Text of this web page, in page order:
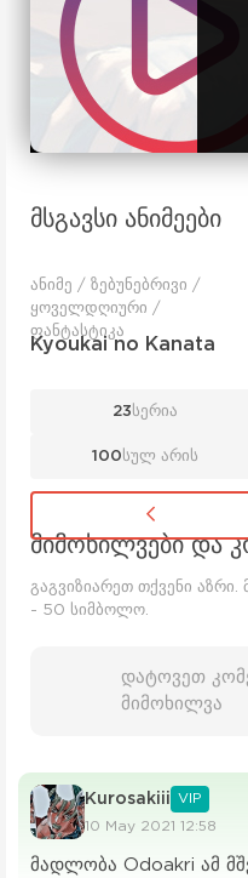
მსგავსი ანიმეები
ანიმე / ზებუნებრივი /
ყოველდღიური /
ფანტასტიკა
Kyoukai no Kanata
23 სერია
100 სულ არის
მიმოხილვები და
გაგვიზიარეთ თქვენი
- 50 სიმბოლო.
დატოვეთ
მიმოხილვა
Kurosakiii VIP
10 May 2021 12:58
მადლობა Odoakri ამ